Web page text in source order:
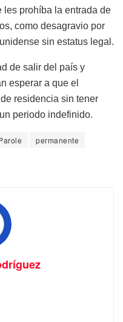
prohíba la entrada de
como desagravio por
sin estatus legal.
de salir del país y
esperar a que el
residencia sin tener
periodo indefinido.
permanente